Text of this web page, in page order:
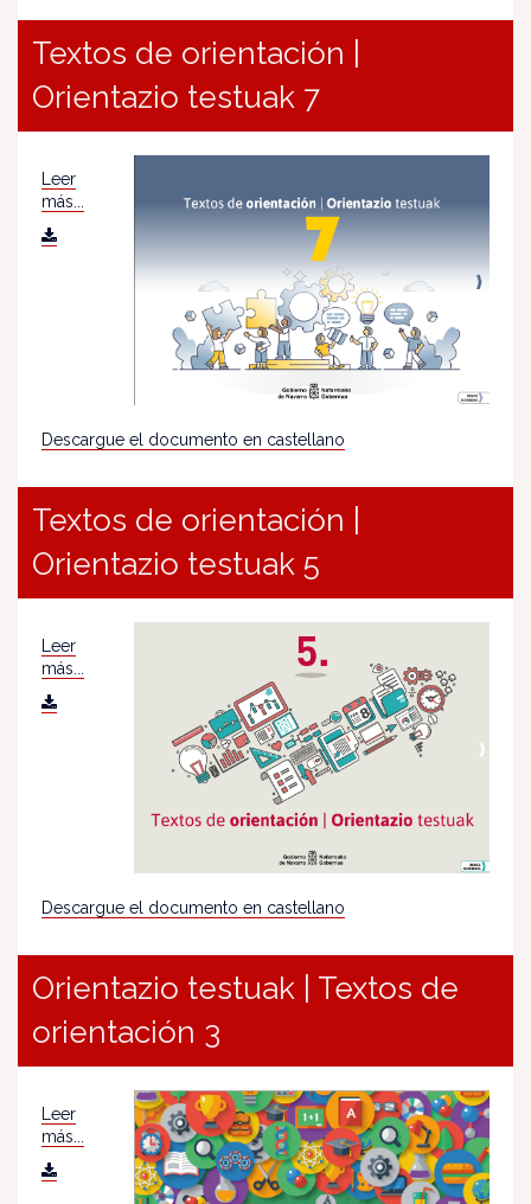
Textos de orientación |
Orientazio testuak 7
Leer
más...
Descargue el documento en castellano
Textos de orientación |
Orientazio testuak 5
Leer
más...
Descargue el documento en castellano
Orientazio testuak | Textos de
orientación 3
Leer
más...